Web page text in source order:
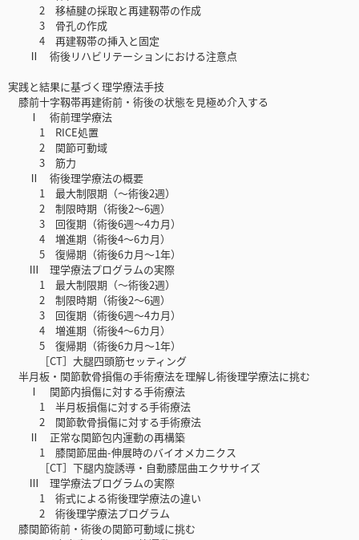
2 移植腱の採取と再建靱帯の作成
3 骨孔の作成
4 再建靱帯の挿入と固定
Ⅱ 術後リハビリテーションにおける注意点
実践と結果に基づく理学療法手技
膝前十字靱帯再建術前・術後の状態を見極め介入する
Ⅰ 術前理学療法
1 RICE処置
2 関節可動域
3 筋力
Ⅱ 術後理学療法の概要
1 最大制限期（〜術後2週）
2 制限時期（術後2〜6週）
3 回復期（術後6週〜4カ月）
4 増進期（術後4〜6カ月）
5 復帰期（術後6カ月〜1年）
Ⅲ 理学療法プログラムの実際
1 最大制限期（〜術後2週）
2 制限時期（術後2〜6週）
3 回復期（術後6週〜4カ月）
4 増進期（術後4〜6カ月）
5 復帰期（術後6カ月〜1年）
［CT］大腿四頭筋セッティング
半月板・関節軟骨損傷の手術療法を理解し術後理学療法に挑む
Ⅰ 関節内損傷に対する手術療法
1 半月板損傷に対する手術療法
2 関節軟骨損傷に対する手術療法
Ⅱ 正常な関節包内運動の再構築
1 膝関節屈曲-伸展時のバイオメカニクス
［CT］下腿内旋誘導・自動膝屈曲エクササイズ
Ⅲ 理学療法プログラムの実際
1 術式による術後理学療法の違い
2 術後理学療法プログラム
膝関節術前・術後の関節可動域に挑む